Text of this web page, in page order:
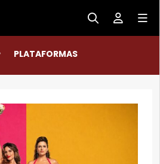
PLATAFORMAS